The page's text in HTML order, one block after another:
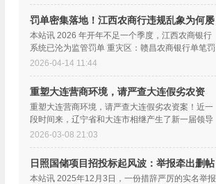
罚单密集落地！江西农商行违规乱象为何屡
禁不
本站讯 2026 年开年不足一个季度，江西农商银行
系统已沦为监管罚单 重灾区：赣昌农商银行单笔罚
款 258 52 万...
2026-04-14 11:44
重塑大连营商环境，请严查大连假劣农资
案！
重塑大连营商环境，请严查大连假劣农资案！近一
段时间来，辽宁省和大连市相继产生了新一届领导
班，听说新的领导班...
2026-03-08 21:03
日照国储项目招投标起风波：举报牵出删帖
疑云
本站讯 2025年12月3日，一份措辞严厉的实名举报